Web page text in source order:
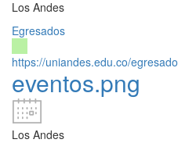
Los Andes
Egresados
https://uniandes.edu.co/egresado
eventos.png
Los Andes